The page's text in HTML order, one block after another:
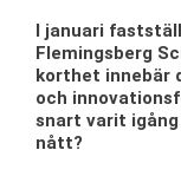
I januari
Flemingsberg
korthet innebär
och
snart varit igång
nått?